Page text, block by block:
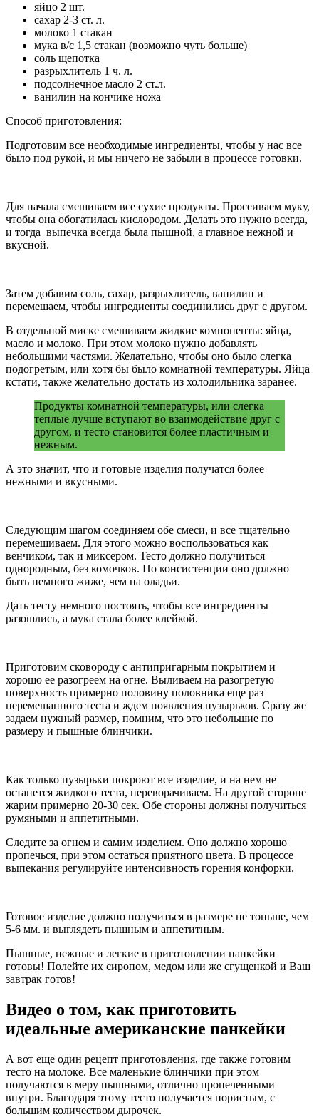
яйцо 2 шт.
сахар 2-3 ст. л.
молоко 1 стакан
мука в/с 1,5 стакан (возможно чуть больше)
соль щепотка
разрыхлитель 1 ч. л.
подсолнечное масло 2 ст.л.
ванилин на кончике ножа
Способ приготовления:
Подготовим все необходимые ингредиенты, чтобы у нас все
было под рукой, и мы ничего не забыли в процессе готовки.
Для начала смешиваем все сухие продукты. Просеиваем муку,
чтобы она обогатилась кислородом. Делать это нужно всегда,
и тогда выпечка всегда была пышной, а главное нежной и
вкусной.
Затем добавим соль, сахар, разрыхлитель, ванилин и
перемешаем, чтобы ингредиенты соединились друг с другом.
В отдельной миске смешиваем жидкие компоненты: яйца,
масло и молоко. При этом молоко нужно добавлять
небольшими частями. Желательно, чтобы оно было слегка
подогретым, или хотя бы было комнатной температуры. Яйца
кстати, также желательно достать из холодильника заранее.
Продукты комнатной температуры, или слегка
теплые лучше вступают во взаимодействие друг с
другом, и тесто становится более пластичным и
нежным.
А это значит, что и готовые изделия получатся более
нежными и вкусными.
Следующим шагом соединяем обе смеси, и все тщательно
перемешиваем. Для этого можно воспользоваться как
венчиком, так и миксером. Тесто должно получиться
однородным, без комочков. По консистенции оно должно
быть немного жиже, чем на оладьи.
Дать тесту немного постоять, чтобы все ингредиенты
разошлись, а мука стала более клейкой.
Приготовим сковороду с антипригарным покрытием и
хорошо ее разогреем на огне. Выливаем на разогретую
поверхность примерно половину половника еще раз
перемешанного теста и ждем появления пузырьков. Сразу же
задаем нужный размер, помним, что это небольшие по
размеру и пышные блинчики.
Как только пузырьки покроют все изделие, и на нем не
останется жидкого теста, переворачиваем. На другой стороне
жарим примерно 20-30 сек. Обе стороны должны получиться
румяными и аппетитными.
Следите за огнем и самим изделием. Оно должно хорошо
пропечься, при этом остаться приятного цвета. В процессе
выпекания регулируйте интенсивность горения конфорки.
Готовое изделие должно получиться в размере не тоньше, чем
5-6 мм. и выглядеть пышным и аппетитным.
Пышные, нежные и легкие в приготовлении панкейки
готовы! Полейте их сиропом, медом или же сгущенкой и Ваш
завтрак готов!
Видео о том, как приготовить
идеальные американские панкейки
А вот еще один рецепт приготовления, где также готовим
тесто на молоке. Все маленькие блинчики при этом
получаются в меру пышными, отлично пропеченными
внутри. Благодаря этому тесто получается пористым, с
большим количеством дырочек.